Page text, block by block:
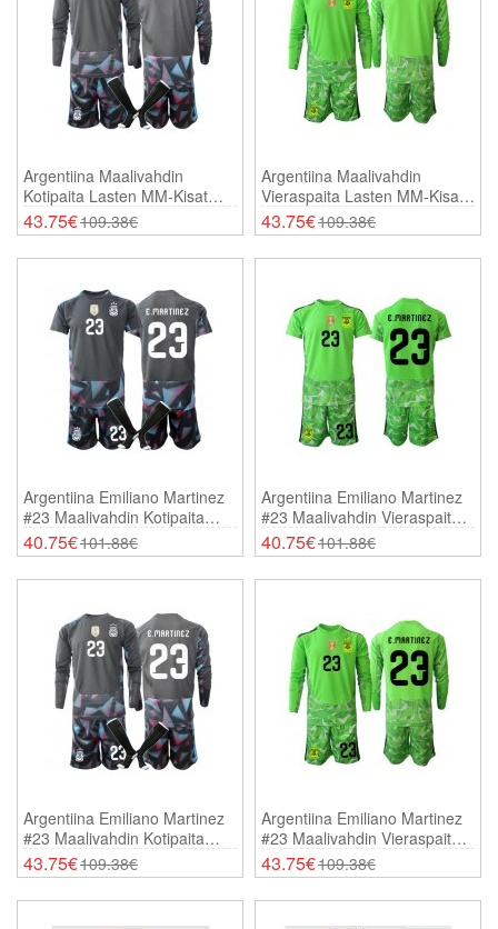
Argentiina Maalivahdin
Kotipaita Lasten MM-Kisat
2026 Pitkähihainen (+
Shortsit)
43.75€109.38€
Argentiina Maalivahdin
Vieraspaita Lasten MM-Kisat
2026 Pitkähihainen (+
Shortsit)
43.75€109.38€
Argentiina Emiliano Martinez
#23 Maalivahdin Kotipaita
Lasten MM-Kisat 2026
Lyhythihainen (+ Shortsit)
40.75€101.88€
Argentiina Emiliano Martinez
#23 Maalivahdin Vieraspaita
Lasten MM-Kisat 2026
Lyhythihainen (+ Shortsit)
40.75€101.88€
Argentiina Emiliano Martinez
#23 Maalivahdin Kotipaita
Lasten MM-Kisat 2026
Pitkähihainen (+ Shortsit)
43.75€109.38€
Argentiina Emiliano Martinez
#23 Maalivahdin Vieraspaita
Lasten MM-Kisat 2026
Pitkähihainen (+ Shortsit)
43.75€109.38€